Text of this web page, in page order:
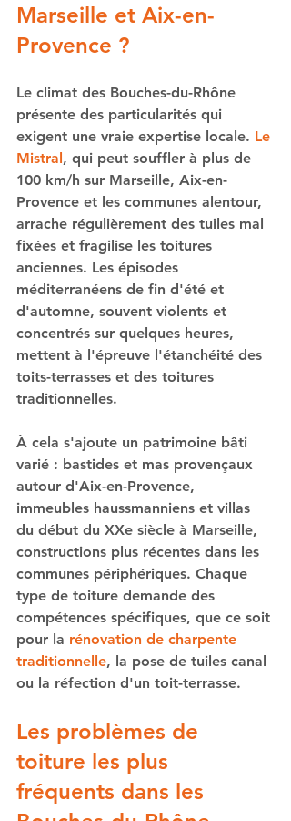
Marseille et Aix-en-
Provence ?
Le climat des Bouches-du-Rhône
présente des particularités qui
exigent une vraie expertise locale. Le
Mistral, qui peut souffler à plus de
100 km/h sur Marseille, Aix-en-
Provence et les communes alentour,
arrache régulièrement des tuiles mal
fixées et fragilise les toitures
anciennes. Les épisodes
méditerranéens de fin d'été et
d'automne, souvent violents et
concentrés sur quelques heures,
mettent à l'épreuve l'étanchéité des
toits-terrasses et des toitures
traditionnelles.
À cela s'ajoute un patrimoine bâti
varié : bastides et mas provençaux
autour d'Aix-en-Provence,
immeubles haussmanniens et villas
du début du XXe siècle à Marseille,
constructions plus récentes dans les
communes périphériques. Chaque
type de toiture demande des
compétences spécifiques, que ce soit
pour la rénovation de charpente
traditionnelle, la pose de tuiles canal
ou la réfection d'un toit-terrasse.
Les problèmes de
toiture les plus
fréquents dans les